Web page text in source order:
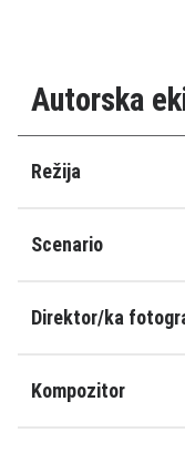
Autorska
Režija
Scenario
Direktor/ka
Kompozitor